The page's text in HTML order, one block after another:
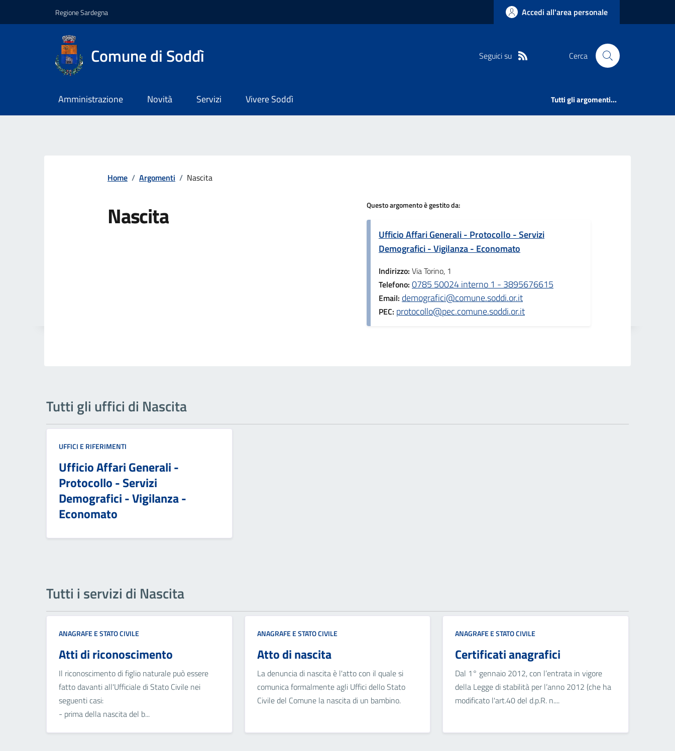
Regione Sardegna Accedi all'area personale
Comune di Soddì Seguici su Cerca
Amministrazione Novità Servizi Vivere Soddì Tutti gli argomenti...
Home / Argomenti / Nascita
Nascita Questo argomento è gestito da:
Ufficio Affari Generali - Protocollo - Servizi
Demografici - Vigilanza - Economato
Indirizzo: Via Torino, 1
Telefono: 0785 50024 interno 1 - 3895676615
Email: demografici@comune.soddi.or.it
PEC: protocollo@pec.comune.soddi.or.it
Tutti gli uffici di Nascita
UFFICI E RIFERIMENTI
Ufficio Affari Generali -
Protocollo - Servizi
Demografici - Vigilanza -
Economato
Tutti i servizi di Nascita
ANAGRAFE E STATO CIVILE
Atti di riconoscimento
Il riconoscimento di figlio naturale può essere
fatto davanti all'Ufficiale di Stato Civile nei
seguenti casi:
- prima della nascita del b...
ANAGRAFE E STATO CIVILE
Atto di nascita
La denuncia di nascita è l'atto con il quale si
comunica formalmente agli Uffici dello Stato
Civile del Comune la nascita di un bambino.
ANAGRAFE E STATO CIVILE
Certificati anagrafici
Dal 1° gennaio 2012, con l’entrata in vigore
della Legge di stabilità per l’anno 2012 (che ha
modificato l'art.40 del d.p.R. n....